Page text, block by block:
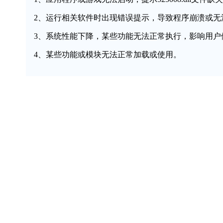
2、运行相关软件时出现错误提示，导致程序崩溃或无
3、系统性能下降，某些功能无法正常执行，影响用户
4、某些功能或模块无法正常加载或使用。